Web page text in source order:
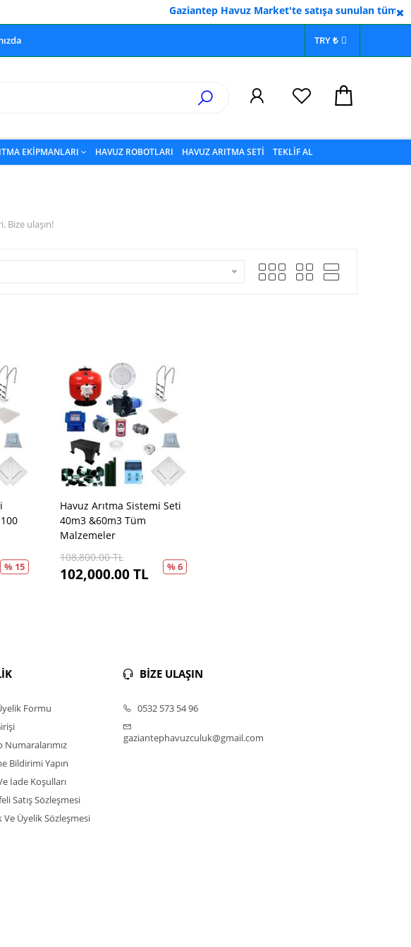
Gaziantep Havuz Market'te satışa sunulan tüm
TRY ₺
EKİPMANLARI HAVUZ ROBOTLARI HAVUZ ARITMA SETİ TEKLİF AL
Bize ulaşın!
% 15
Havuz Arıtma Sistemi Seti
40m3 &60m3 Tüm
Malzemeler
108,800.00TL
102,000.00TL % 6
Formu
Numaralarımız
Bildirimi Yapın
İade Koşulları
Satış Sözleşmesi
Ve Üyelik Sözleşmesi
BİZE ULAŞIN
0532 573 54 96
gaziantephavuzculuk@gmail.com